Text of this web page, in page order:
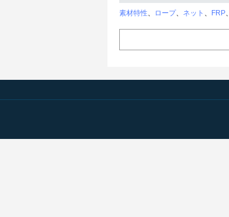
素材特性、 ロープ、 ネット 、 FRP、